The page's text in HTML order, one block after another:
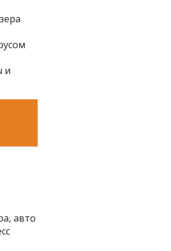
и
авто